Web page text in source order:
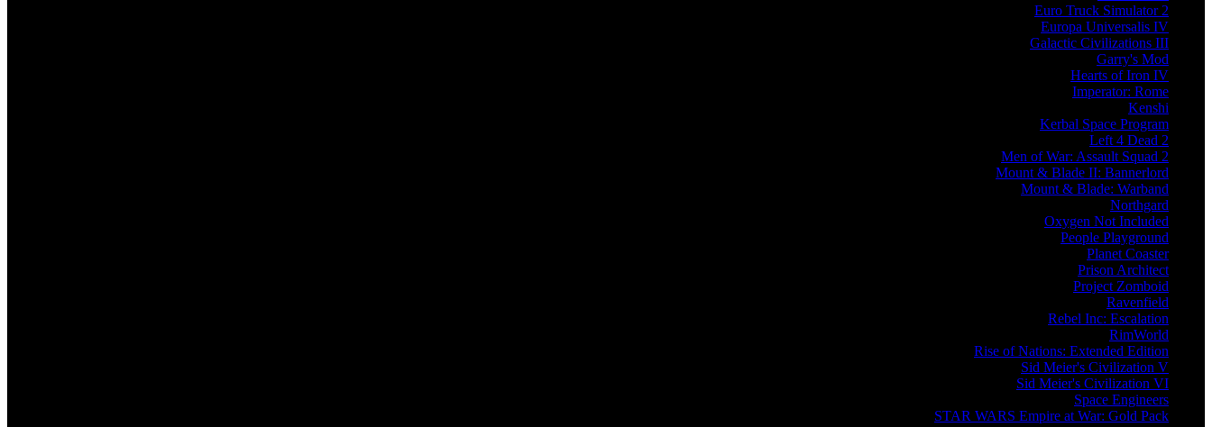
Euro Truck Simulator 2
Europa Universalis IV
Galactic Civilizations III
Garry's Mod
Hearts of Iron IV
Imperator: Rome
Kenshi
Kerbal Space Program
Left 4 Dead 2
Men of War: Assault Squad 2
Mount & Blade II: Bannerlord
Mount & Blade: Warband
Northgard
Oxygen Not Included
People Playground
Planet Coaster
Prison Architect
Project Zomboid
Ravenfield
Rebel Inc: Escalation
RimWorld
Rise of Nations: Extended Edition
Sid Meier's Civilization V
Sid Meier's Civilization VI
Space Engineers
STAR WARS Empire at War: Gold Pack